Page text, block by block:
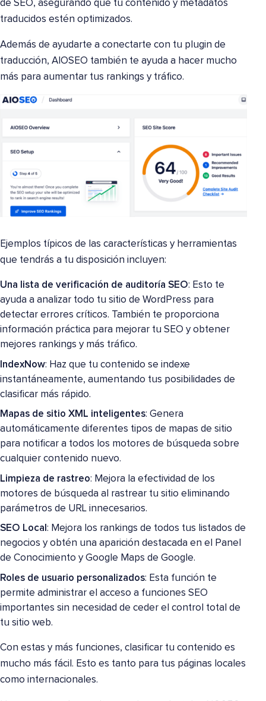
de SEO, asegurando que tu contenido y metadatos
traducidos estén optimizados.
Además de ayudarte a conectarte con tu plugin de
traducción, AIOSEO también te ayuda a hacer mucho
más para aumentar tus rankings y tráfico.
Ejemplos típicos de las características y herramientas
que tendrás a tu disposición incluyen:
Una lista de verificación de auditoría SEO: Esto te
ayuda a analizar todo tu sitio de WordPress para
detectar errores críticos. También te proporciona
información práctica para mejorar tu SEO y obtener
mejores rankings y más tráfico.
IndexNow: Haz que tu contenido se indexe
instantáneamente, aumentando tus posibilidades de
clasificar más rápido.
Mapas de sitio XML inteligentes: Genera
automáticamente diferentes tipos de mapas de sitio
para notificar a todos los motores de búsqueda sobre
cualquier contenido nuevo.
Limpieza de rastreo: Mejora la efectividad de los
motores de búsqueda al rastrear tu sitio eliminando
parámetros de URL innecesarios.
SEO Local : Mejora los rankings de todos tus listados de
negocios y obtén una aparición destacada en el Panel
de Conocimiento y Google Maps de Google.
Roles de usuario personalizados: Esta función te
permite administrar el acceso a funciones SEO
importantes sin necesidad de ceder el control total de
tu sitio web.
Con estas y más funciones, clasificar tu contenido es
mucho más fácil. Esto es tanto para tus páginas locales
como internacionales.